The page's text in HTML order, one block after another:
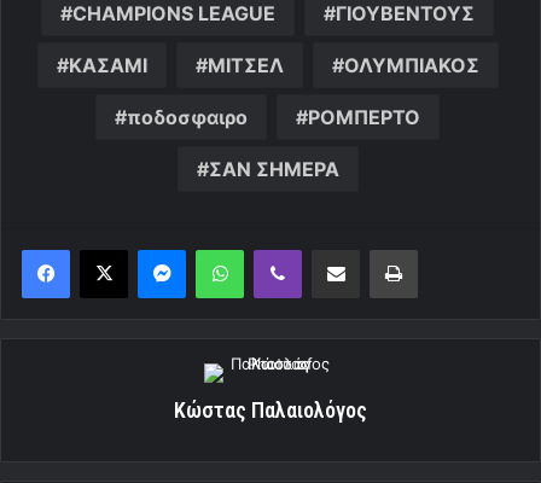
CHAMPIONS LEAGUE ΓΙΟΥΒΕΝΤΟΥΣ
ΚΑΣΑΜΙ ΜΙΤΣΕΛ ΟΛΥΜΠΙΑΚΟΣ
ποδοσφαιρο ΡΟΜΠΕΡΤΟ
ΣΑΝ ΣΗΜΕΡΑ
MessengerWhatsAppViber Κοινοποίηση μέσω ηλεκτρονικού ταχυδρομείουΕκτύπωση
Κώστας Παλαιολόγος